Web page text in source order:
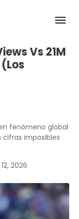
Vs 21M
fenómeno global
imposibles
2026